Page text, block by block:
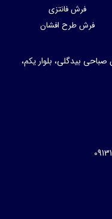
فرش فانتزی
فرش طرح افشان
بیدگلی، بلوار یکم،